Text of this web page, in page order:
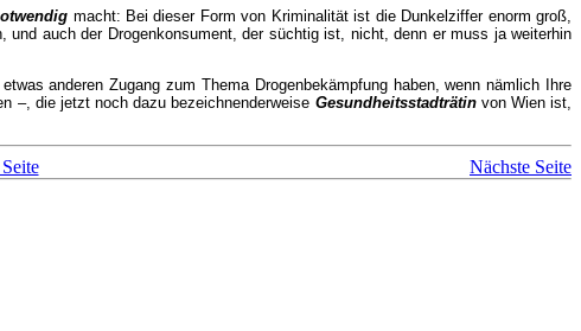
macht: Bei dieser Form von Kriminalität ist die Dunkelziffer enorm groß,
auch der Drogenkonsument, der süchtig ist, nicht, denn er muss ja weiterhin
anderen Zugang zum Thema Drogenbekämpfung haben, wenn nämlich Ihre
–, die jetzt noch dazu bezeichnenderweise Gesundheitsstadträtin von Wien ist,
Nächste Seite